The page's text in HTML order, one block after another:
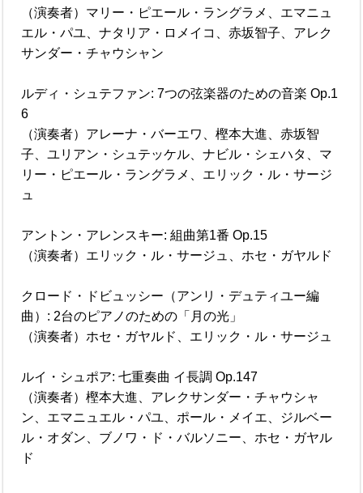
（演奏者）マリー・ピエール・ラングラメ、エマニュ
エル・パユ、ナタリア・ロメイコ、赤坂智子、アレク
サンダー・チャウシャン
ルディ・シュテファン: 7つの弦楽器のための音楽 Op.1
6
（演奏者）アレーナ・バーエワ、樫本大進、赤坂智
子、ユリアン・シュテッケル、ナビル・シェハタ、マ
リー・ピエール・ラングラメ、エリック・ル・サージ
ュ
アントン・アレンスキー: 組曲第1番 Op.15
（演奏者）エリック・ル・サージュ、ホセ・ガヤルド
クロード・ドビュッシー（アンリ・デュティユー編
曲）: 2台のピアノのための「月の光」
（演奏者）ホセ・ガヤルド、エリック・ル・サージュ
ルイ・シュポア: 七重奏曲 イ長調 Op.147
（演奏者）樫本大進、アレクサンダー・チャウシャ
ン、エマニュエル・パユ、ポール・メイエ、ジルベー
ル・オダン、ブノワ・ド・バルソニー、ホセ・ガヤル
ド